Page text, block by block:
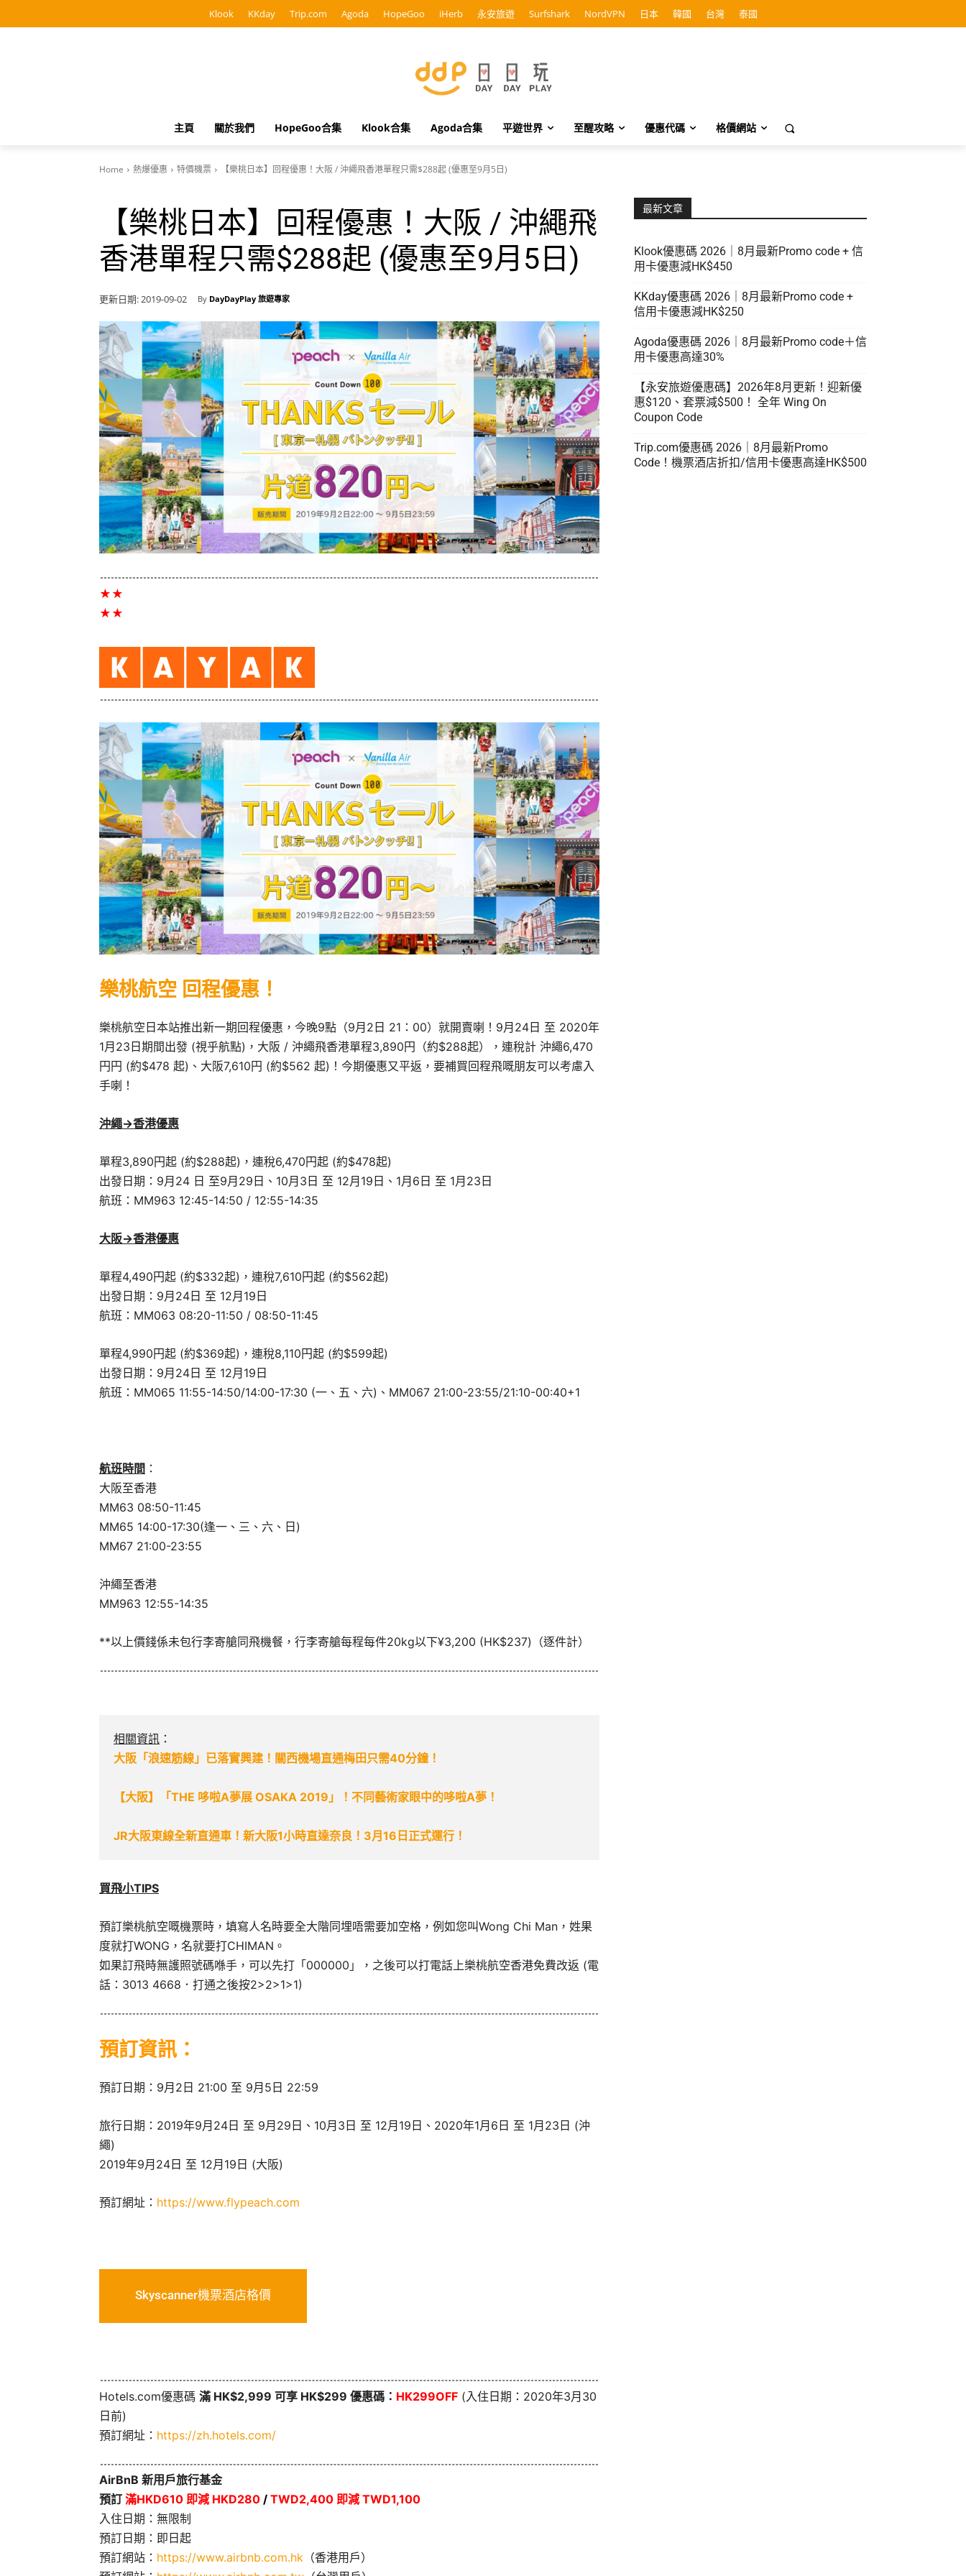
Klook KKday Trip.com Agoda HopeGoo iHerb 永安旅遊 Surfshark NordVPN 日本 韓國 台灣 泰國
主頁 關於我們 HopeGoo合集 Klook合集 Agoda合集 平遊世界 至醒攻略 優惠代碼 格價網站
Home 熱爆優惠 特價機票 【樂桃日本】回程優惠！大阪 / 沖繩飛香港單程只需$288起 (優惠至9月5日)
【樂桃日本】回程優惠！大阪 / 沖繩飛
香港單程只需$288起 (優惠至9月5日)
更新日期:2019-09-02 By DayDayPlay 旅遊專家
★★
★★
樂桃航空 回程優惠！
樂桃航空日本站推出新一期回程優惠，今晚9點（9月2日 21：00）就開賣喇！9月24日 至 2020年
1月23日期間出發 (視乎航點)，大阪 / 沖繩飛香港單程3,890円（約$288起），連稅計 沖繩6,470
円円 (約$478 起)、大阪7,610円 (約$562 起)！今期優惠又平返，要補買回程飛嘅朋友可以考慮入
手喇！
沖繩->香港優惠
單程3,890円起 (約$288起)，連稅6,470円起 (約$478起)
出發日期：9月24 日 至9月29日、10月3日 至 12月19日、1月6日 至 1月23日
航班：MM963 12:45-14:50 / 12:55-14:35
大阪->香港優惠
單程4,490円起 (約$332起)，連稅7,610円起 (約$562起)
出發日期：9月24日 至 12月19日
航班：MM063 08:20-11:50 / 08:50-11:45
單程4,990円起 (約$369起)，連稅8,110円起 (約$599起)
出發日期：9月24日 至 12月19日
航班：MM065 11:55-14:50/14:00-17:30 (一、五、六)、MM067 21:00-23:55/21:10-00:40+1
航班時間 ：
大阪至香港
MM63 08:50-11:45
MM65 14:00-17:30(逢一、三、六、日)
MM67 21:00-23:55
沖繩至香港
MM963 12:55-14:35
**以上價錢係未包行李寄艙同飛機餐，行李寄艙每程每件20kg以下¥3,200 (HK$237)（逐件計）
相關資訊 ：
大阪「浪速筋線」已落實興建！關西機場直通梅田只需40分鐘！
【大阪】「THE 哆啦A夢展 OSAKA 2019」！不同藝術家眼中的哆啦A夢！
JR大阪東線全新直通車！新大阪1小時直達奈良！3月16日正式運行！
買飛小TIPS
預訂樂桃航空嘅機票時，填寫人名時要全大階同埋唔需要加空格，例如您叫Wong Chi Man，姓果
度就打WONG，名就要打CHIMAN。
如果訂飛時無護照號碼喺手，可以先打「000000」，之後可以打電話上樂桃航空香港免費改返 (電
話：3013 4668．打通之後按2>2>1>1)
預訂資訊：
預訂日期：9月2日 21:00 至 9月5日 22:59
旅行日期：2019年9月24日 至 9月29日、10月3日 至 12月19日、2020年1月6日 至 1月23日 (沖
繩)
2019年9月24日 至 12月19日 (大阪)
預訂網址： https://www.flypeach.com
Skyscanner機票酒店格價
Hotels.com優惠碼 滿 HK$2,999 可享 HK$299 優惠碼： HK299OFF (入住日期：2020年3月30
日前)
預訂網址： https://zh.hotels.com/
AirBnB 新用戶旅行基金
預訂 滿HKD610 即減 HKD280 / TWD2,400 即減 TWD1,100
入住日期：無限制
預訂日期：即日起
預訂網站： https://www.airbnb.com.hk （香港用戶）
最新文章
Klook優惠碼 2026｜8月最新Promo code + 信
用卡優惠減HK$450
KKday優惠碼 2026｜8月最新Promo code +
信用卡優惠減HK$250
Agoda優惠碼 2026｜8月最新Promo code＋信
用卡優惠高達30%
【永安旅遊優惠碼】2026年8月更新！迎新優
惠$120、套票減$500！ 全年 Wing On
Coupon Code
Trip.com優惠碼 2026｜8月最新Promo
Code！機票酒店折扣/信用卡優惠高達HK$500